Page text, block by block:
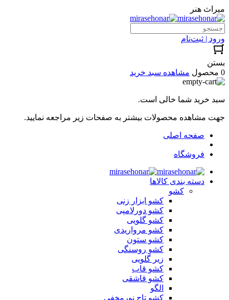
میراث هنر
ورود | ثبت‌نام
بستن
0 محصول
مشاهده سبد خرید
سبد خرید شما خالی است.
جهت مشاهده محصولات بیشتر به صفحات زیر مراجعه نمایید.
صفحه اصلی
فروشگاه
دسته بندی کالاها
کشو
کشو ابزار زنی
کشو دورلامپی
کشو گلویی
کشو مرواریدی
کشو ستون
کشو روسنگی
زیر گلویی
کشو قاب
کشو قاشقی
الگو
کشو تاج نورمخفی